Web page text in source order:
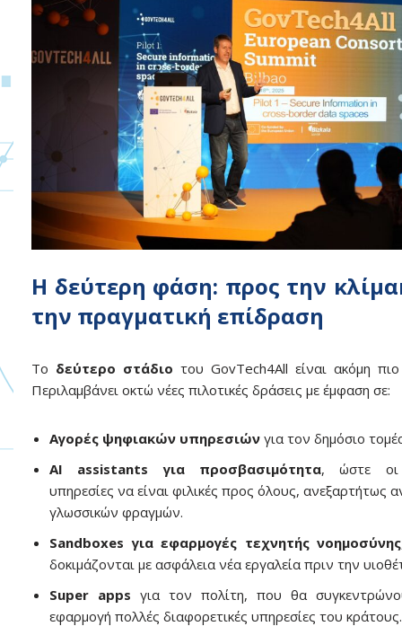
Η δεύτερη φάση: προς την
την πραγματική επίδραση
Το δεύτερο στάδιο του GovTech4All είναι ακόμη
Περιλαμβάνει οκτώ νέες πιλοτικές δράσεις με έμφαση σε:
Αγορές ψηφιακών υπηρεσιών για τον δημόσιο
AI assistants για προσβασιμότητα, ώστε οι
υπηρεσίες να είναι φιλικές προς όλους, ανεξαρτήτως
γλωσσικών φραγμών.
Sandboxes για εφαρμογές τεχνητής νοημοσύνης
δοκιμάζονται με ασφάλεια νέα εργαλεία πριν την
Super apps για τον πολίτη, που θα
εφαρμογή πολλές διαφορετικές υπηρεσίες του κράτους.